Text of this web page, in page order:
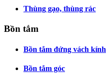
Thùng gạo, thùng rác
Bồn tắm
Bồn tắm đứng vách kính
Bồn tắm góc